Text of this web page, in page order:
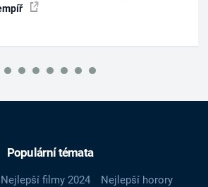
Populární témata
Nejlepší filmy 2024
Nejlepší horory